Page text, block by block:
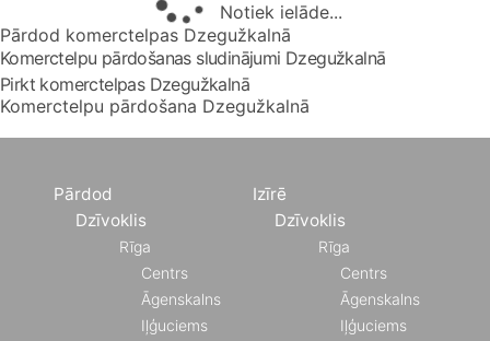
Notiek ielāde...
Pārdod komerctelpas Dzegužkalnā
Komerctelpu pārdošanas sludinājumi Dzegužkalnā
Pirkt komerctelpas Dzegužkalnā
Komerctelpu pārdošana Dzegužkalnā
Pārdod
Dzīvoklis
Rīga
Centrs
Āgenskalns
Iļģuciems
Izīrē
Dzīvoklis
Rīga
Centrs
Āgenskalns
Iļģuciems